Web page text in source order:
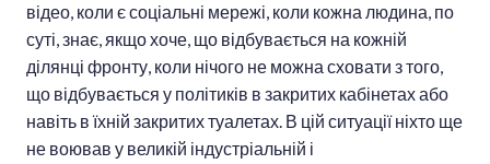
відео, коли є соціальні мережі, коли кожна людина, по
суті, знає, якщо хоче, що відбувається на кожній
ділянці фронту, коли нічого не можна сховати з того,
що відбувається у політиків в закритих кабінетах або
навіть в їхній закритих туалетах. В цій ситуації ніхто ще
не воював у великій індустріальній і